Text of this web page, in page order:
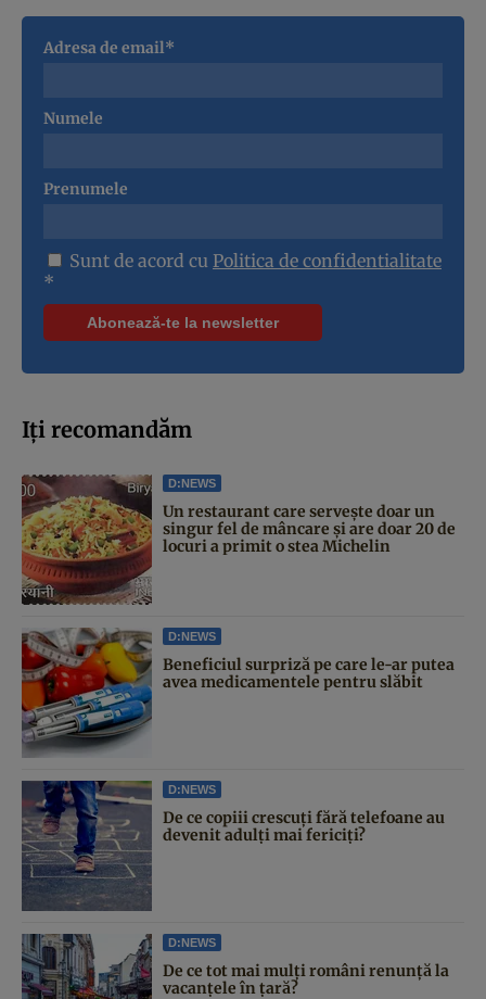
Adresa de email*
Numele
Prenumele
Sunt de acord cu Politica de confidentialitate
*
Iți recomandăm
D:NEWS
Un restaurant care servește doar un
singur fel de mâncare și are doar 20 de
locuri a primit o stea Michelin
D:NEWS
Beneficiul surpriză pe care le-ar putea
avea medicamentele pentru slăbit
D:NEWS
De ce copiii crescuți fără telefoane au
devenit adulți mai fericiți?
D:NEWS
De ce tot mai mulți români renunță la
vacanțele în țară?